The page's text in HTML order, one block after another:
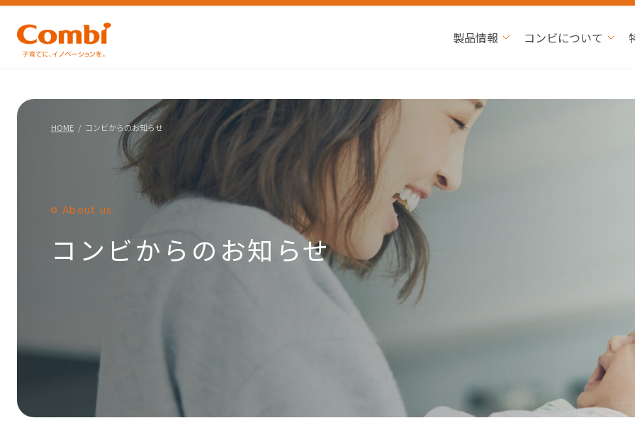
製品情報 コンビについて
HOME コンビからのお知らせ
About us
コンビからのお知らせ